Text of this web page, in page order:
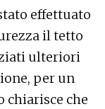
effettuato
il tetto
ulteriori
per un
chiarisce che